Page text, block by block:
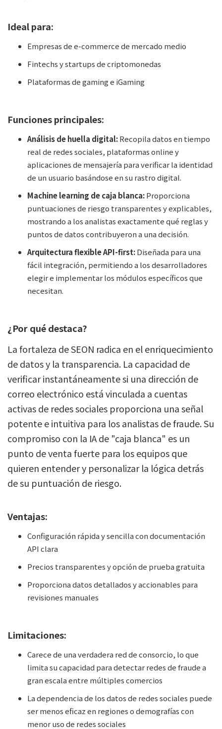
Ideal para:
Empresas de e-commerce de mercado medio
Fintechs y startups de criptomonedas
Plataformas de gaming e iGaming
Funciones principales:
Análisis de huella digital:Recopila datos en tiempo
real de redes sociales, plataformas online y
aplicaciones de mensajería para verificar la identidad
de un usuario basándose en su rastro digital.
Machine learning de caja blanca:Proporciona
puntuaciones de riesgo transparentes y explicables,
mostrando a los analistas exactamente qué reglas y
puntos de datos contribuyeron a una decisión.
Arquitectura flexible API-first:Diseñada para una
fácil integración, permitiendo a los desarrolladores
elegir e implementar los módulos específicos que
necesitan.
¿Por qué destaca?
La fortaleza de SEON radica en el enriquecimiento
de datos y la transparencia. La capacidad de
verificar instantáneamente si una dirección de
correo electrónico está vinculada a cuentas
activas de redes sociales proporciona una señal
potente e intuitiva para los analistas de fraude. Su
compromiso con la IA de "caja blanca" es un
punto de venta fuerte para los equipos que
quieren entender y personalizar la lógica detrás
de su puntuación de riesgo.
Ventajas:
Configuración rápida y sencilla con documentación
API clara
Precios transparentes y opción de prueba gratuita
Proporciona datos detallados y accionables para
revisiones manuales
Limitaciones:
Carece de una verdadera red de consorcio, lo que
limita su capacidad para detectar redes de fraude a
gran escala entre múltiples comercios
La dependencia de los datos de redes sociales puede
ser menos eficaz en regiones o demografías con
menor uso de redes sociales